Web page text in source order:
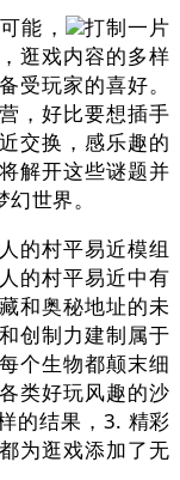
能，
打制一片
逛戏内容的多样
受玩家的喜好。
，好比要想插手
交换，感乐趣的
解开这些谜题并
世界。
的村平易近模组
的村平易近中有
和奥秘地址的未
创制力建制属于
个生物都颠末细
类好玩风趣的沙
的结果，3. 精彩
为逛戏添加了无